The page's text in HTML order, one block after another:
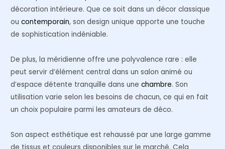
décoration intérieure. Que ce soit dans un décor classique
oucontemporain, son design unique apporte une touche
de sophistication indéniable.
De plus, la méridienne offre une polyvalence rare : elle
peut servir d’élément central dans un salon animé ou
d’espace détente tranquille dans unechambre. Son
utilisation varie selon les besoins de chacun, ce qui en fait
un choix populaire parmi les amateurs de déco.
Son aspect esthétique est rehaussé par une large gamme